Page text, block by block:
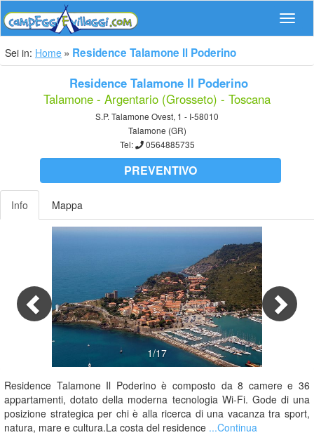
Sei in: Home Residence Talamone Il Poderino
Residence Talamone Il Poderino
Talamone - Argentario (Grosseto) - Toscana
S.P. Talamone Ovest, 1 - I-58010
Talamone (GR)
Tel:
0564885735
PREVENTIVO
Info Mappa
1/17
Previous
Residence Talamone Il Poderino è composto da 8 camere e 36
appartamenti, dotato della moderna tecnologia Wi-Fi. Gode di una
posizione strategica per chi è alla ricerca di una vacanza tra sport,
natura, mare e cultura.La costa del residence ...Continua